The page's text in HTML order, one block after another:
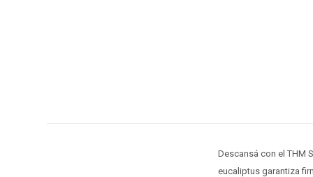
Descansá con el THM
eucaliptus garantiza